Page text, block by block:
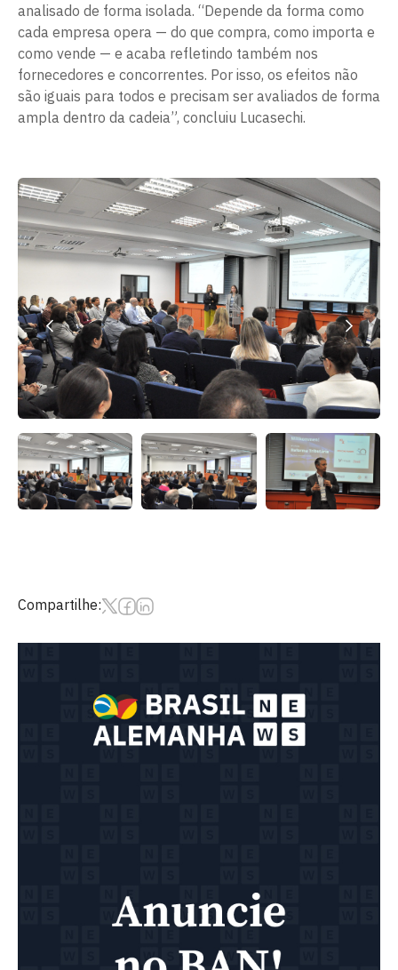
analisado de forma isolada. “Depende da forma como
cada empresa opera — do que compra, como importa e
como vende — e acaba refletindo também nos
fornecedores e concorrentes. Por isso, os efeitos não
são iguais para todos e precisam ser avaliados de forma
ampla dentro da cadeia”, concluiu Lucasechi.
Compartilhe: